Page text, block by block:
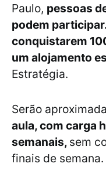
Paulo, pessoas
podem
conquistarem
um alojamento
Estratégia.
Serão
aula, com carga
semanais, sem
finais de semana.